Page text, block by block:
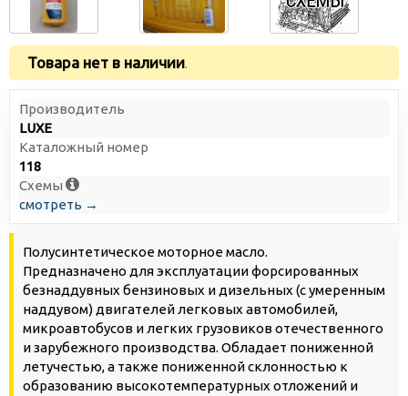
Товара нет в наличии.
Производитель
LUXE
Каталожный номер
118
Схемы
смотреть →
Полусинтетическое моторное масло.
Предназначено для эксплуатации форсированных
безнаддувных бензиновых и дизельных (с умеренным
наддувом) двигателей легковых автомобилей,
микроавтобусов и легких грузовиков отечественного
и зарубежного производства. Обладает пониженной
летучестью, а также пониженной склонностью к
образованию высокотемпературных отложений и